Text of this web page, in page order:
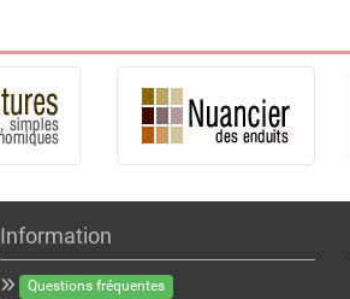
Information
Questions fréquentes